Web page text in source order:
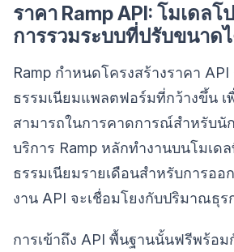
ราคา Ramp API: โมเดลโ
การรวมระบบที่ปรับขนาด
Ramp กำหนดโครงสร้างราคา API
ธรรมเนียมแพลตฟอร์มที่กว้างขึ้น เ
สามารถในการคาดการณ์สำหรับนั
บริการ Ramp หลักทำงานบนโมเด
ธรรมเนียมรายเดือนสำหรับการออ
งาน API จะเชื่อมโยงกับปริมาณธุร
การเข้าถึง API พื้นฐานนั้นฟรีพร้อ